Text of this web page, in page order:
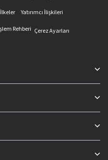
Yatırımcı İlişkileri
Rehberi Çerez Ayarları